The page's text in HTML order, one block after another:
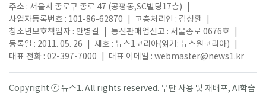
주소 : 서울시 종로구 종로 47 (공평동,SC빌딩17층)
사업자등록번호 : 101-86-62870
고충처리인 : 김성환
청소년보호책임자 : 안병길
통신판매업신고 : 서울종로 0676호
등록일 : 2011. 05. 26
제호 : 뉴스1코리아(읽기: 뉴스원코리아)
대표 전화 : 02-397-7000
대표 이메일 : webmaster@news1.kr
Copyright ⓒ 뉴스1. All rights reserved. 무단 사용 및 재배포, AI학습